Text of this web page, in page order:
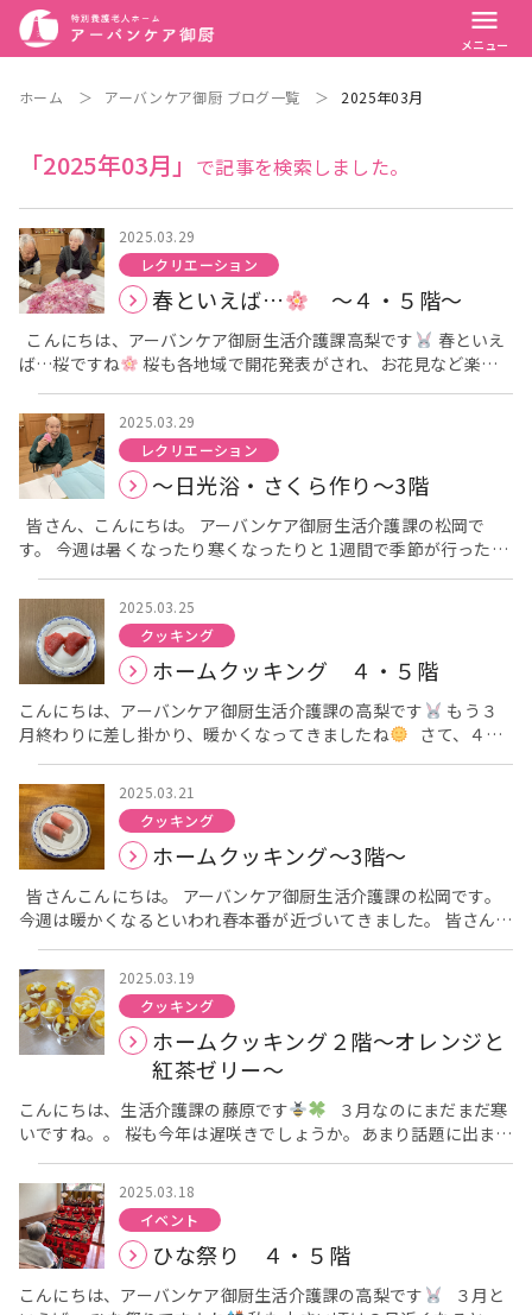
menu
メニュー
ホーム ＞ アーバンケア御厨 ブログ一覧 ＞ 2025年03月
「2025年03月」 で記事を検索しました。
2025.03.29
レクリエーション
春といえば… ～４・５階～
こんにちは、アーバンケア御厨生活介護課高梨です
春といえ
ば…桜ですね
桜も各地域で開花発表がされ、お花見など楽し
い時期になりましたね
皆様、まだまだ気温の変化が激しいの
で体調にはお気を付けください
者様の様子を紹介します
アーバンケア御厨では４月にさくら
祭りを開催する予定です
さくら祭りに向けて４・５階では、
さくらの飾りをご利用者様と一緒に作成しています
大きい模
造紙を使用し大きな桜の木を皆様で協力して作って頂いていま
す。 「こうした方がかわいいかもしれない
」「これめっちゃ
いいやん
」と 皆様で話し合い協力しながら桜の木を作って頂
きました
桜の木を作りながら、皆様の会話の中で笑顔になら
れている様子もありました
ンを楽しんで頂けると いつの間にか私たち職員が笑顔をになって
います
さくら祭りまであともう少しです
満開にしたいと思います
そして、これからも皆様に楽しんで
頂けるようなレクリエーションを考えていきたいと思います
2025.03.29
レクリエーション
～日光浴・さくら作り～3階
皆さん、こんにちは。 アーバンケア御厨生活介護課の松岡で
す。 今週は暑くなったり寒くなったりと 1週間で季節が行ったり
来たりしてなかなか服装や体調管理が難しいですが 皆さんはいか
がお過ごしでしょうか？ さて今回は、３階の最近の様子をお伝
えしたいと思います。 3階では先日、天気も良く暖かい日に 皆様
で施設の5階にある屋上庭園に少しですが行ってきました。 皆
様「暖かいね」「風が気持ちいい」「桜は咲いてるの？」など色
んなお話をされていました。 またフロアに戻られてからも「また
お花が咲いているときに行きたいね」などと仰られて喜んでくだ
さいました。 そして！フロアは桜の飾りで華やかになりまし
た。 そして桜の木を作るのを皆様にも手伝って頂きました。 き
れいな満開の桜が咲きました
2025.03.25
クッキング
ホームクッキング ４・５階
こんにちは、アーバンケア御厨生活介護課の高梨です
もう３
月終わりに差し掛かり、暖かくなってきましたね
さて、４・
５階の３月のホームクッキングは… 関東風さくらもちでした
関西にお住まいの方は、蒸したもち米を干して砕いた道明寺粉を
使ったお持ちの中にあんこをたっぷりといれて 桜葉でつつんでい
るのがおなじみですよね
関東風さくらもちは、小麦粉の生地
を鉄板で薄く焼いた生地であんこをくるみます。 私は関西出身だ
ったので、関東風のさくらもちというものがあることを 今回初め
て知りました
それでは、関東風さくらもちを作っている様子
を紹介します
まずは、生地を混ぜていきます
大きいボール
の中に沢山の生地がはいっていたので、力を込めて混ぜます
次に、生地を桜色にします
ホットプレートで焼いていきます
ように少し細長く焼きます
を真ん中に乗せて綺麗に巻いて頂きました
出来上がりがこち
かわいい関東風さくらもちが出来上がりました
ちを知っている方は少なく「これなんや」と 仰られることが多か
ったですが、美味しく召し上がって頂きました
生地が少し甘
くなっており、あんこも甘いので「あまくておいしい」と感想を
いただきました！ また、あんこを好まれる方も多く好評でした
これからも、皆様に喜んで頂けるようなおやつクッキングを
考えていきます
2025.03.21
クッキング
ホームクッキング～3階～
皆さんこんにちは。 アーバンケア御厨生活介護課の松岡です。
今週は暖かくなるといわれ春本番が近づいてきました。 皆さん、
寒暖の差にはお気を付けてお過ごし下さい。 さて、今回は、3月
の３階のホームクッキングの様子をお伝えしたいと思います。
㋂は「クリームさくら餅」を作りました。 生地を作るところから
皆様にも手伝って頂き作りました！ まずは生地をボールに入れて
混ぜ合わせました 皆さんで順番に手伝って頂きました。 混ぜ合
わせた生地を職員が焼いていきます。 焼きあがった生地にクリー
ムをのせ包んだら完成です！ 固形のものを食べるのが難しい方は
プリンにホイップクリームをのせ提供させて頂きました 皆様「お
いしい」「もちもちしている」と仰られて完食されていました。
おかわりをしてくださる方もいました。 皆様に喜んで頂けて良か
ったです
2025.03.19
クッキング
ホームクッキング２階～オレンジと
紅茶ゼリー～
こんにちは、生活介護課の藤原です
３月なのにまだまだ寒
いですね。。 桜も今年は遅咲きでしょうか。あまり話題に出ませ
んね
そんな３月のホームクッキングです( *´艸｀) 今回は、オ
レンジジュースと紅茶のストレートティーを固めてゼリーを作り
ました
栄養士さんがゼラチンで固めて下さったので、それを
混ぜて容器に入れて頂きました！ 容器に入れたらみかんと白桃で
飾りつけをします
白桃はご利用者様に切って頂きました(❁
´◡`❁) 美味しそう
こちらが完成品です
色鮮やかでとても美味しそうでしょ
2025.03.18
イベント
ひな祭り ４・５階
こんにちは、アーバンケア御厨生活介護課の高梨です
３月と